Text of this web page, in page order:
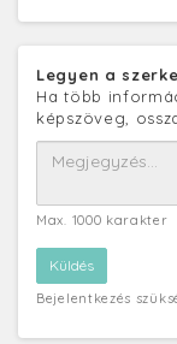
Legyen a
Ha több
képszöveg,
Max. 1000 karakter
Bejelentkezés